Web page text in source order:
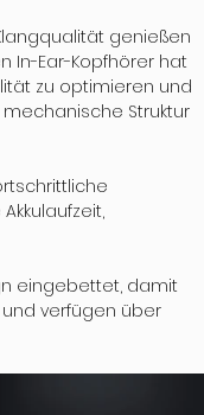
genießen
In-Ear-Kopfhörer hat
zu optimieren und
mechanische Struktur
eingebettet, damit
verfügen über